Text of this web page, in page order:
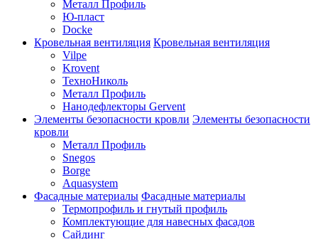
Металл Профиль
Ю-пласт
Docke
Кровельная вентиляция Кровельная вентиляция
Vilpe
Krovent
ТехноНиколь
Металл Профиль
Нанодефлекторы Gervent
Элементы безопасности кровли Элементы безопасности
кровли
Металл Профиль
Snegos
Borge
Aquasystem
Фасадные материалы Фасадные материалы
Термопрофиль и гнутый профиль
Комплектующие для навесных фасадов
Сайдинг